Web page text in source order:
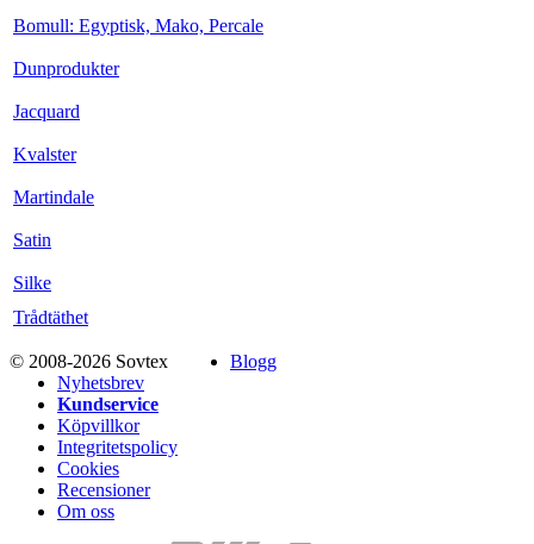
Bomull: Egyptisk, Mako, Percale
Dunprodukter
Jacquard
Kvalster
Martindale
Satin
Silke
Trådtäthet
© 2008-2026 Sovtex
Blogg
Nyhetsbrev
Kundservice
Köpvillkor
Integritetspolicy
Cookies
Recensioner
Om oss